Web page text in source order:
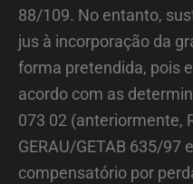
88/109. No entanto,
jus à incorporação da
forma pretendida, pois
acordo com as
073 02 (anteriormente,
GERAU/GETAB 635/97
compensatório por